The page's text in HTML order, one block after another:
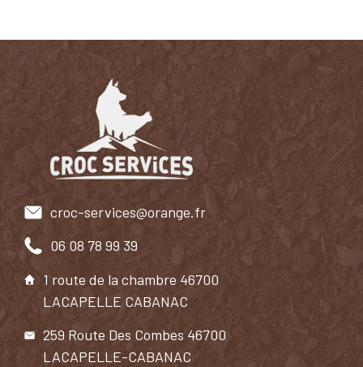
croc-services@orange.fr
06 08 78 99 39
1 route de la chambre 46700
LACAPELLE CABANAC
259 Route Des Combes 46700
LACAPELLE-CABANAC